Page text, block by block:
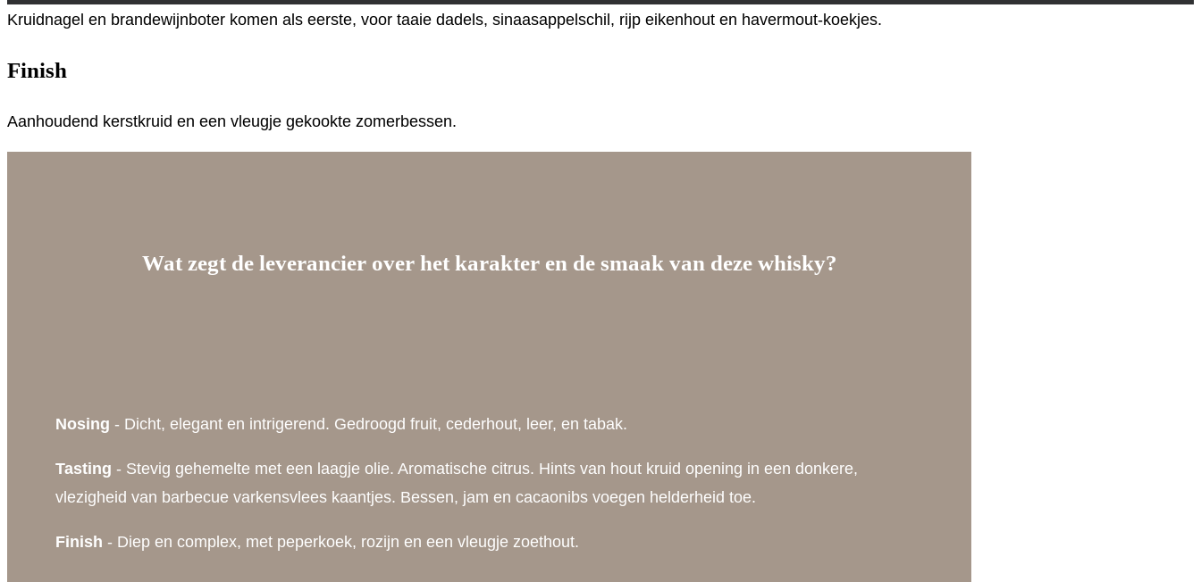
Kruidnagel en brandewijnboter komen als eerste, voor taaie dadels, sinaasappelschil, rijp eikenhout en havermout-koekjes.
Finish
Aanhoudend kerstkruid en een vleugje gekookte zomerbessen.
Wat zegt de leverancier over het karakter en de smaak van deze whisky?
Nosing - Dicht, elegant en intrigerend. Gedroogd fruit, cederhout, leer, en tabak.
Tasting - Stevig gehemelte met een laagje olie. Aromatische citrus. Hints van hout kruid opening in een donkere,
vlezigheid van barbecue varkensvlees kaantjes. Bessen, jam en cacaonibs voegen helderheid toe.
Finish - Diep en complex, met peperkoek, rozijn en een vleugje zoethout.